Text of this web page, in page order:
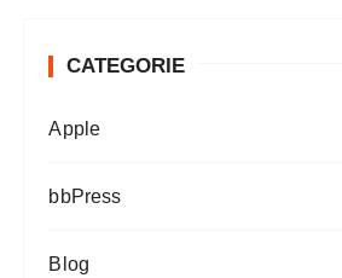
CATEGORIE
Apple
bbPress
Blog